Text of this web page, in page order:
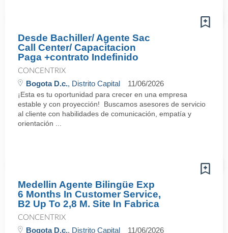
Desde Bachiller/ Agente Sac
Call Center/ Capacitacion
Paga +contrato Indefinido
CONCENTRIX
Bogota D.c., Distrito Capital 11/06/2026
¡Esta es tu oportunidad para crecer en una empresa
estable y con proyección! Buscamos asesores de servicio
al cliente con habilidades de comunicación, empatía y
orientación ...
Medellin Agente Bilingüe Exp
6 Months In Customer Service,
B2 Up To 2,8 M. Site In Fabrica
CONCENTRIX
Bogota D.c., Distrito Capital 11/06/2026